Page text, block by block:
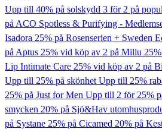
Upp till 40% på solskydd 3 för 2 på
på ACO Spotless & Purifying -
Isadora 25% på Rosenserien + Sweden
på Aptus 25% vid köp av 2 på Millu
Lip Intimate Care 25% vid köp av 2 på
Upp till 25% på skönhetUpp till 25%
25% på Just for Men Upp till 2 för 25%
smycken 20% på Sjö&Hav
på Systane 25% på Cicamed 20% på